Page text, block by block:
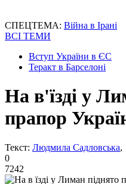
СПЕЦТЕМА: Війна в Ірані
ВСІ ТЕМИ
Вступ України в ЄС
Теракт в Барселоні
На в'їзді у
прапор
Текст: Людмила Садловська,
0
7242